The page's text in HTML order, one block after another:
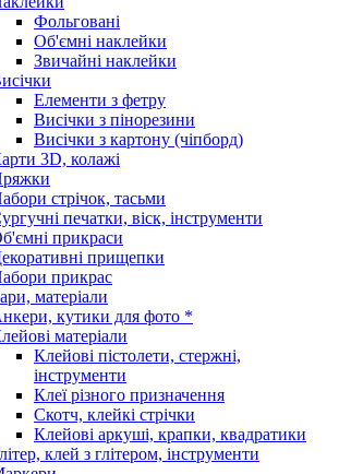
Фольговані
Об'ємні наклейки
Звичайні наклейки
Елементи з фетру
Висічки з пінорезини
Висічки з картону (чіпборд)
3D, колажі
стрічок, тасьми
печатки, віск, інструменти
прикраси
прищепки
прикрас
матеріали
кутики для фото *
матеріали
Клейові пістолети, стержні,
інструменти
Клеї різного призначення
Скотч, клейкі стрічки
Клейові аркуші, крапки, квадратики
клей з глітером, інструменти